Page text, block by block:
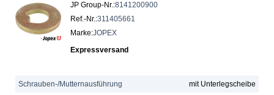
JP Group-Nr.:8141200900
Ref.-Nr.:311405661
Marke:JOPEX
Expressversand
Schrauben-/Mutternausführung
mit Unterlegscheibe